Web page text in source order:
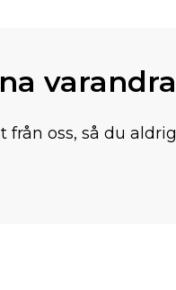
varandra
från oss, så du aldrig